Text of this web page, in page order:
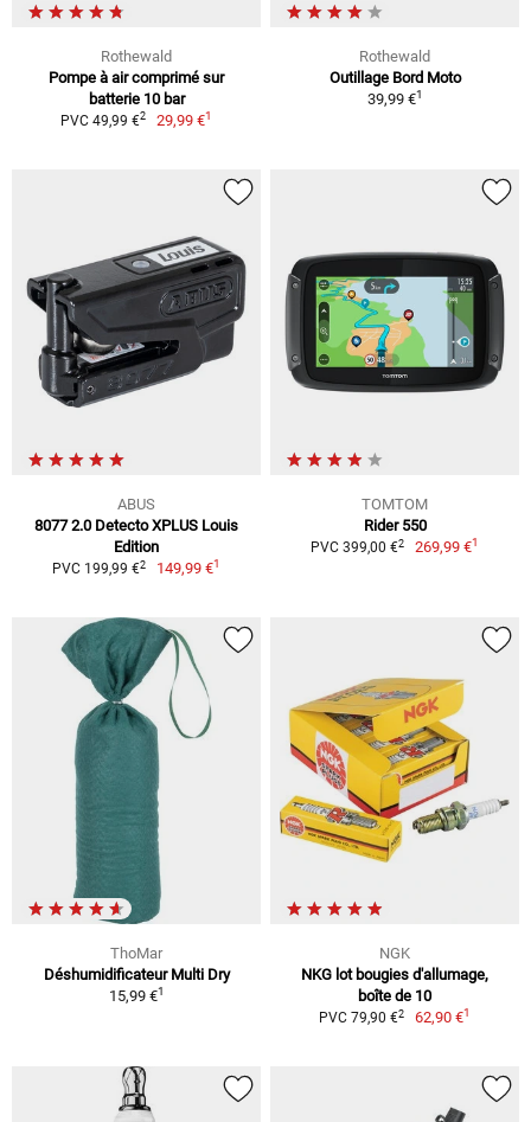
Rothewald
Pompe à air comprimé sur
batterie 10 bar
PVC 49,99 €2 29,99 €1
Rothewald
Outillage Bord Moto
39,99 €1
ABUS
8077 2.0 Detecto XPLUS Louis
Edition
PVC 199,99 €2 149,99 €1
TOMTOM
Rider 550
PVC 399,00 €2 269,99 €1
ThoMar
Déshumidificateur Multi Dry
15,99 €1
NGK
NKG lot bougies d'allumage,
boîte de 10
PVC 79,90 €2 62,90 €1